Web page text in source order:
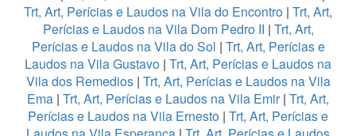
Trt, Art, Perícias e Laudos na Vila do Encontro | Trt, Art,
Perícias e Laudos na Vila Dom Pedro II | Trt, Art,
Perícias e Laudos na Vila do Sol | Trt, Art, Perícias e
Laudos na Vila Gustavo | Trt, Art, Perícias e Laudos na
Vila dos Remedios| Trt, Art, Perícias e Laudos na Vila
Ema | Trt, Art, Perícias e Laudos na Vila Emir| Trt, Art,
Perícias e Laudos na Vila Ernesto | Trt, Art, Perícias e